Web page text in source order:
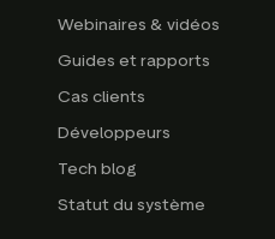
Webinaires & vidéos
Guides et rapports
Cas clients
Développeurs
Tech blog
Statut du système